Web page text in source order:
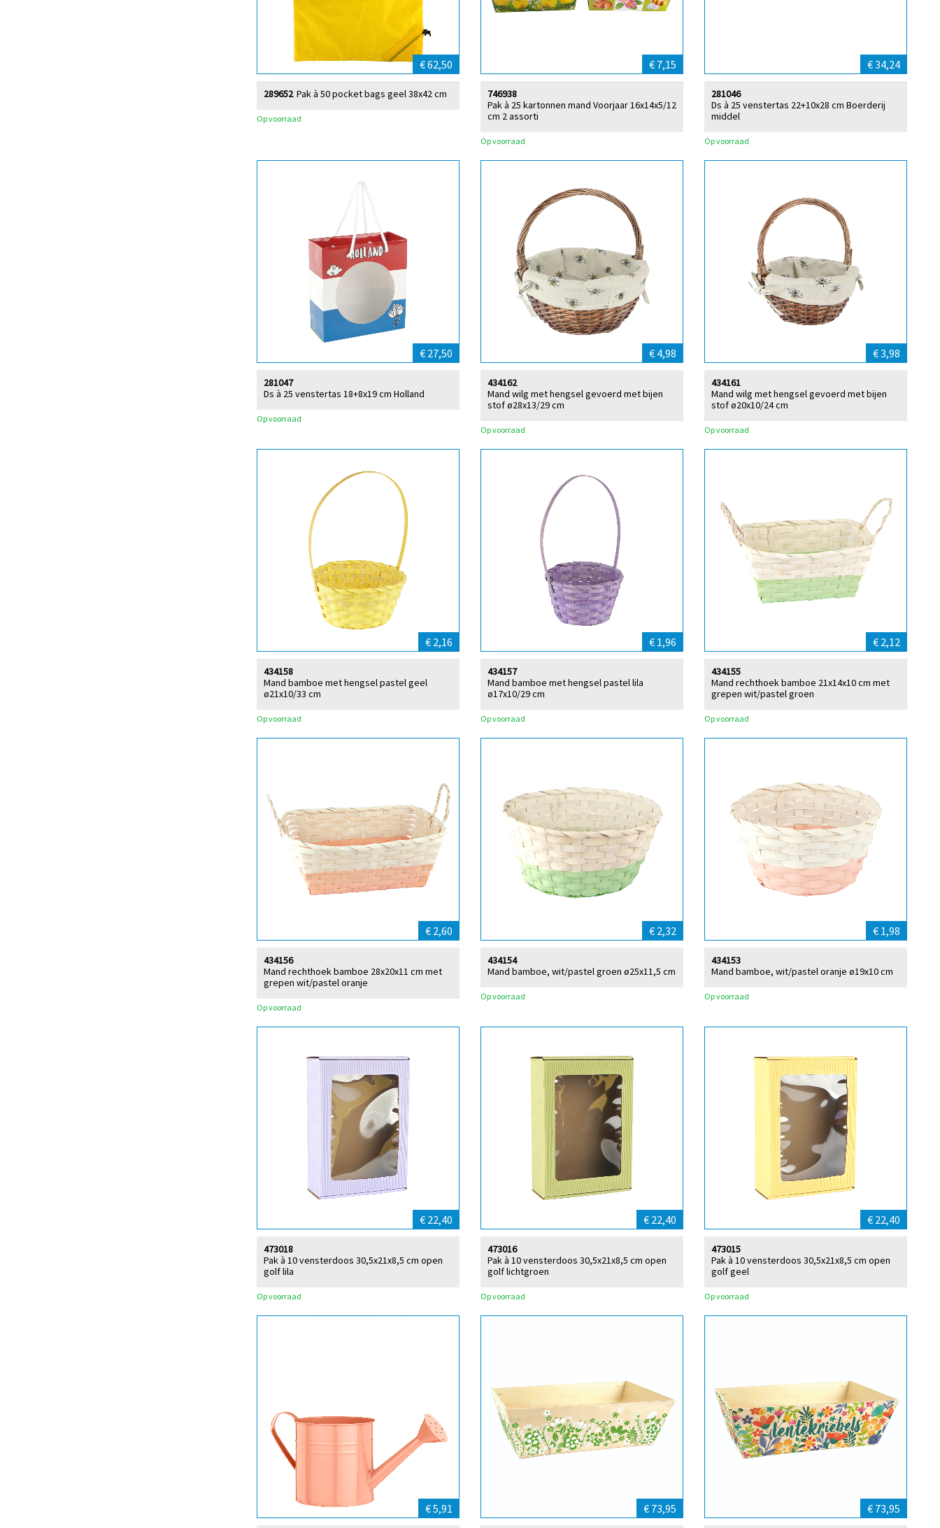
€ 62,50
Pak à 50 pocket bags geel 38x42 cm
289652
Op voorraad
€ 7,15
Pak à 25 kartonnen mand Voorjaar 16x14x5/12
cm 2 assorti
746938
Op voorraad
€ 34,24
Ds à 25 venstertas 22+10x28 cm Boerderij
middel
281046
Op voorraad
€ 27,50
Ds à 25 venstertas 18+8x19 cm Holland
281047
Op voorraad
€ 4,98
Mand wilg met hengsel gevoerd met bijen
stof ø28x13/29 cm
434162
Op voorraad
€ 3,98
Mand wilg met hengsel gevoerd met bijen
stof ø20x10/24 cm
434161
Op voorraad
€ 2,16
Mand bamboe met hengsel pastel geel
ø21x10/33 cm
434158
Op voorraad
€ 1,96
Mand bamboe met hengsel pastel lila
ø17x10/29 cm
434157
Op voorraad
€ 2,12
Mand rechthoek bamboe 21x14x10 cm met
grepen wit/pastel groen
434155
Op voorraad
€ 2,60
Mand rechthoek bamboe 28x20x11 cm met
grepen wit/pastel oranje
434156
Op voorraad
€ 2,32
Mand bamboe, wit/pastel groen ø25x11,5 cm
434154
Op voorraad
€ 1,98
Mand bamboe, wit/pastel oranje ø19x10 cm
434153
Op voorraad
€ 22,40
Pak à 10 vensterdoos 30,5x21x8,5 cm open
golf lila
473018
Op voorraad
€ 22,40
Pak à 10 vensterdoos 30,5x21x8,5 cm open
golf lichtgroen
473016
Op voorraad
€ 22,40
Pak à 10 vensterdoos 30,5x21x8,5 cm open
golf geel
473015
Op voorraad
€ 5,91 € 73,95 € 73,95